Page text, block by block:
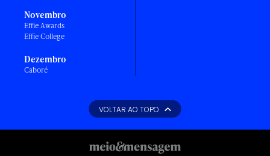
Novembro
Effie Awards
Effie College
Dezembro
Caboré
VOLTAR AO TOPO